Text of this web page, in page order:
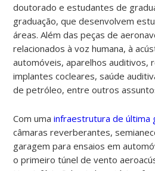
doutorado e estudantes de
graduação, que desenvolvem
áreas. Além das peças de
relacionados à voz humana, à
automóveis, aparelhos auditivos,
implantes cocleares, saúde
de petróleo, entre outros
Com umainfraestrutura de última
câmaras reverberantes,
garagem para ensaios em
o primeiro túnel de vento